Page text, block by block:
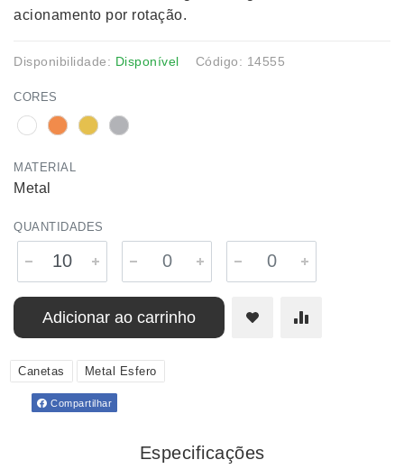
acionamento por rotação.
Disponibilidade: Disponível Código: 14555
CORES
MATERIAL
Metal
QUANTIDADES
Adicionar ao carrinho
Canetas Metal Esfero
Compartilhar
Especificações